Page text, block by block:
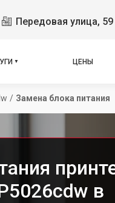
Передовая улица, 59
ЦЕНЫ
/ Замена блока питания
в